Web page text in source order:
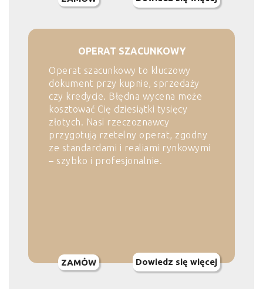
OPERAT SZACUNKOWY
Operat szacunkowy to kluczowy
dokument przy kupnie, sprzedaży
czy kredycie. Błędna wycena może
kosztować Cię dziesiątki tysięcy
złotych. Nasi rzeczoznawcy
przygotują rzetelny operat, zgodny
ze standardami i realiami rynkowymi
– szybko i profesjonalnie.
ZAMÓW Dowiedz się więcej